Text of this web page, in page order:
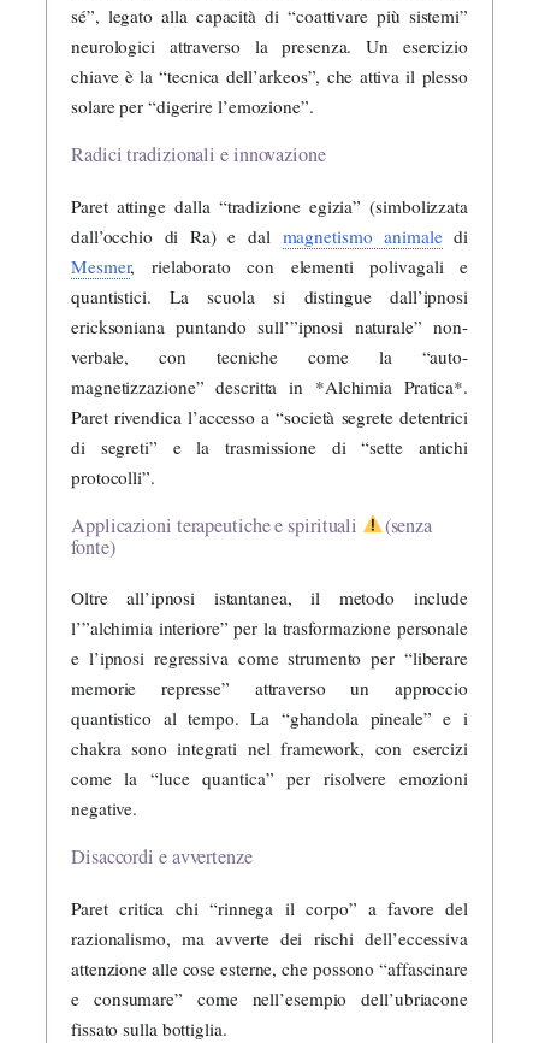
sé”, legato alla capacità di “coattivare più sistemi”
neurologici attraverso la presenza. Un esercizio
chiave è la “tecnica dell’arkeos”, che attiva il plesso
solare per “digerire l’emozione”.
Radici tradizionali e innovazione
Paret attinge dalla “tradizione egizia” (simbolizzata
dall’occhio di Ra) e dal magnetismo animaledi
Mesmer, rielaborato con elementi polivagali e
quantistici. La scuola si distingue dall’ipnosi
ericksoniana puntando sull’”ipnosi naturale” non-
verbale, con tecniche come la “auto-
magnetizzazione” descritta in *Alchimia Pratica*.
Paret rivendica l’accesso a “società segrete detentrici
di segreti” e la trasmissione di “sette antichi
protocolli”.
Applicazioni terapeutiche e spirituali
(senza
fonte)
Oltre all’ipnosi istantanea, il metodo include
l’”alchimia interiore” per la trasformazione personale
e l’ipnosi regressiva come strumento per “liberare
memorie represse” attraverso un approccio
quantistico al tempo. La “ghandola pineale” e i
chakra sono integrati nel framework, con esercizi
come la “luce quantica” per risolvere emozioni
negative.
Disaccordi e avvertenze
Paret critica chi “rinnega il corpo” a favore del
razionalismo, ma avverte dei rischi dell’eccessiva
attenzione alle cose esterne, che possono “affascinare
e consumare” come nell’esempio dell’ubriacone
fissato sulla bottiglia.